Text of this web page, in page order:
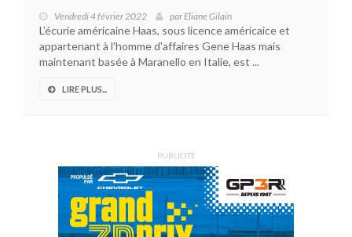
Vendredi 4 février 2022 parEliane Gilain
L’écurie américaine Haas, sous licence américaice et
appartenant à l'homme d'affaires Gene Haas mais
maintenant basée à Maranello en Italie, est ...
LIRE PLUS...
PUBLICITÉ